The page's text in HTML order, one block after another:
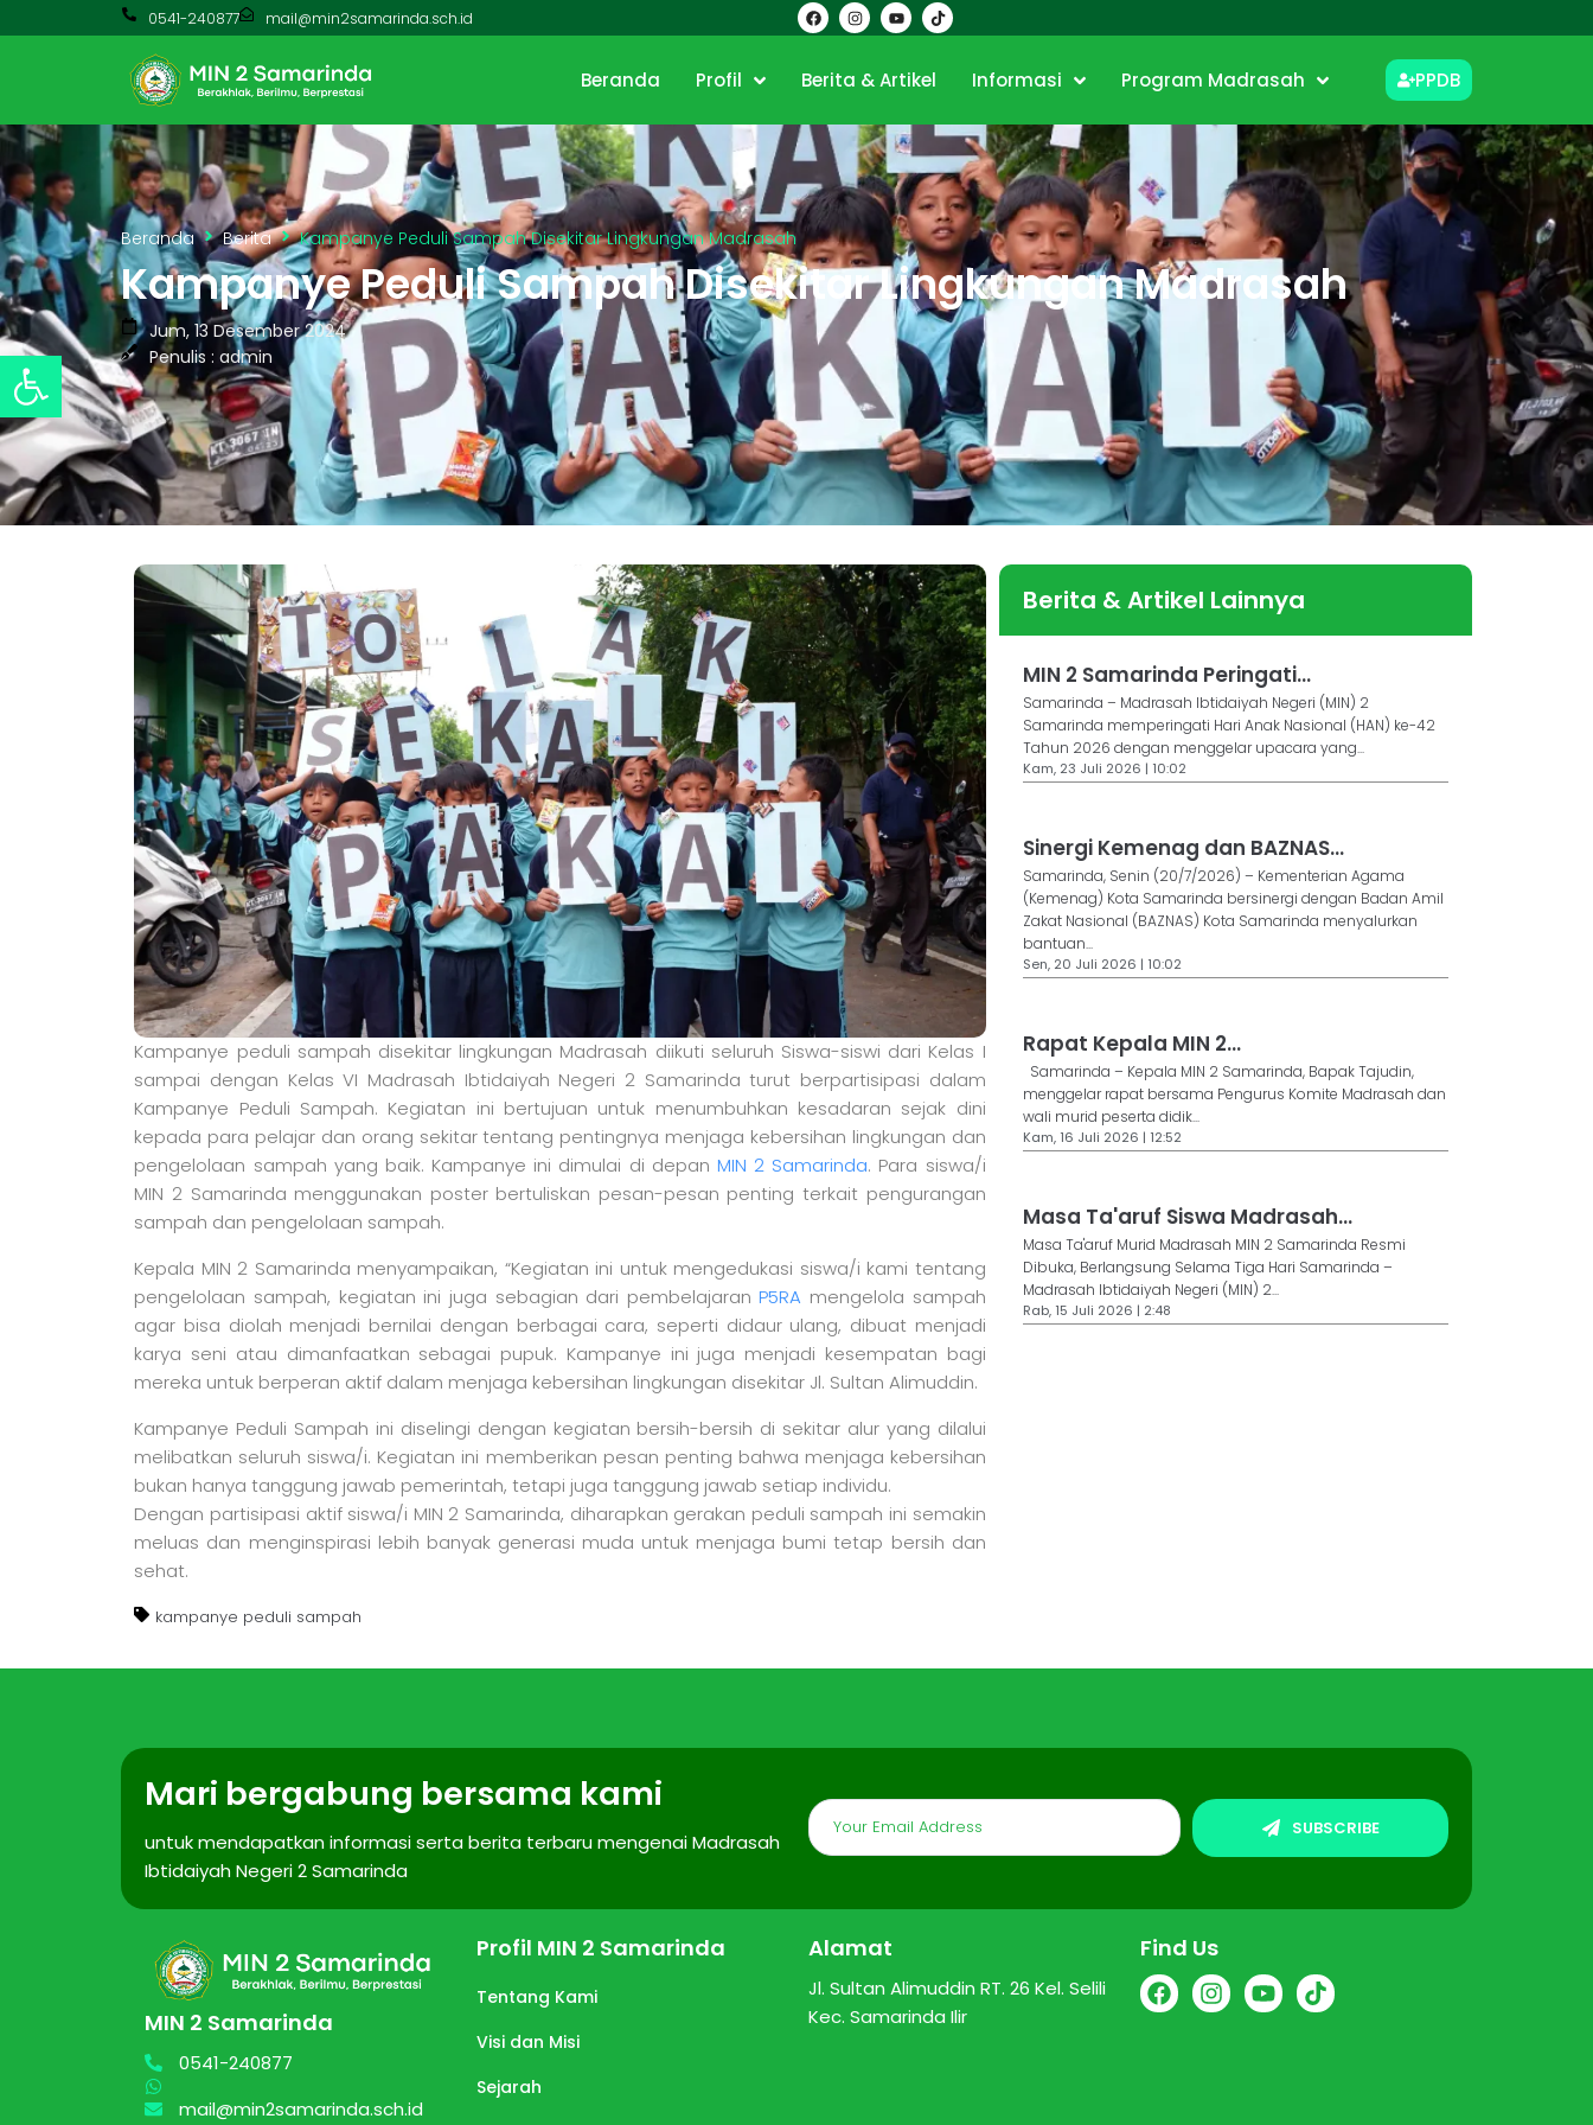
0541-240877 mail@min2samarinda.sch.id
Beranda Profil Berita & Artikel Informasi Program Madrasah PPDB
Beranda Berita Kampanye Peduli Sampah Disekitar Lingkungan Madrasah
Kampanye Peduli Sampah Disekitar Lingkungan Madrasah
Jum, 13 Desember 2024
Penulis : admin
Kampanye peduli sampah disekitar lingkungan Madrasah diikuti seluruh Siswa-siswi dari Kelas I
sampai dengan Kelas VI Madrasah Ibtidaiyah Negeri 2 Samarinda turut berpartisipasi dalam
Kampanye Peduli Sampah. Kegiatan ini bertujuan untuk menumbuhkan kesadaran sejak dini
kepada para pelajar dan orang sekitar tentang pentingnya menjaga kebersihan lingkungan dan
pengelolaan sampah yang baik. Kampanye ini dimulai di depan MIN 2 Samarinda. Para siswa/i
MIN 2 Samarinda menggunakan poster bertuliskan pesan-pesan penting terkait pengurangan
sampah dan pengelolaan sampah.
Kepala MIN 2 Samarinda menyampaikan, “Kegiatan ini untuk mengedukasi siswa/i kami tentang
pengelolaan sampah, kegiatan ini juga sebagian dari pembelajaranP5RA mengelola sampah
agar bisa diolah menjadi bernilai dengan berbagai cara, seperti didaur ulang, dibuat menjadi
karya seni atau dimanfaatkan sebagai pupuk. Kampanye ini juga menjadi kesempatan bagi
mereka untuk berperan aktif dalam menjaga kebersihan lingkungan disekitar Jl. Sultan Alimuddin.
Kampanye Peduli Sampah ini diselingi dengan kegiatan bersih-bersih di sekitar alur yang dilalui
melibatkan seluruh siswa/i. Kegiatan ini memberikan pesan penting bahwa menjaga kebersihan
bukan hanya tanggung jawab pemerintah, tetapi juga tanggung jawab setiap individu.
Dengan partisipasi aktif siswa/i MIN 2 Samarinda, diharapkan gerakan peduli sampah ini semakin
meluas dan menginspirasi lebih banyak generasi muda untuk menjaga bumi tetap bersih dan
sehat.
kampanye peduli sampah
Berita & Artikel Lainnya
MIN 2 Samarinda Peringati...
Samarinda – Madrasah Ibtidaiyah Negeri (MIN) 2
Samarinda memperingati Hari Anak Nasional (HAN) ke-42
Tahun 2026 dengan menggelar upacara yang...
Kam, 23 Juli 2026 | 10:02
Sinergi Kemenag dan BAZNAS...
Samarinda, Senin (20/7/2026) – Kementerian Agama
(Kemenag) Kota Samarinda bersinergi dengan Badan Amil
Zakat Nasional (BAZNAS) Kota Samarinda menyalurkan
bantuan...
Sen, 20 Juli 2026 | 10:02
Rapat Kepala MIN 2...
Samarinda – Kepala MIN 2 Samarinda, Bapak Tajudin,
menggelar rapat bersama Pengurus Komite Madrasah dan
wali murid peserta didik...
Kam, 16 Juli 2026 | 12:52
Masa Ta'aruf Siswa Madrasah...
Masa Ta'aruf Murid Madrasah MIN 2 Samarinda Resmi
Dibuka, Berlangsung Selama Tiga Hari Samarinda –
Madrasah Ibtidaiyah Negeri (MIN) 2...
Rab, 15 Juli 2026 | 2:48
Mari bergabung bersama kami
untuk mendapatkan informasi serta berita terbaru mengenai Madrasah
Ibtidaiyah Negeri 2 Samarinda
SUBSCRIBE
MIN 2 Samarinda
0541-240877
mail@min2samarinda.sch.id
Profil MIN 2 Samarinda
Tentang Kami
Visi dan Misi
Sejarah
Alamat
Jl. Sultan Alimuddin RT. 26 Kel. Selili
Kec. Samarinda Ilir
Find Us
Open toolbar